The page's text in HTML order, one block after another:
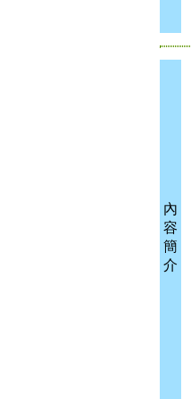
內
容
簡
介